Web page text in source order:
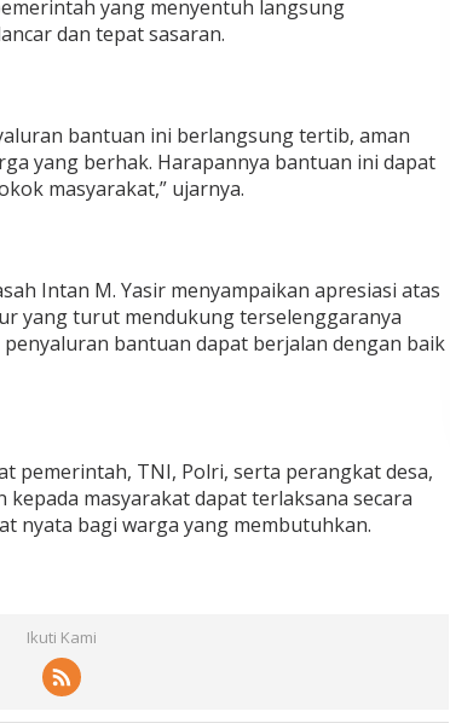
yang menyentuh langsung
dan tepat sasaran.
bantuan ini berlangsung tertib, aman
yang berhak. Harapannya bantuan ini dapat
masyarakat,” ujarnya.
Intan M. Yasir menyampaikan apresiasi atas
yang turut mendukung terselenggaranya
bantuan dapat berjalan dengan baik
pemerintah, TNI, Polri, serta perangkat desa,
masyarakat dapat terlaksana secara
nyata bagi warga yang membutuhkan.
Ikuti Kami